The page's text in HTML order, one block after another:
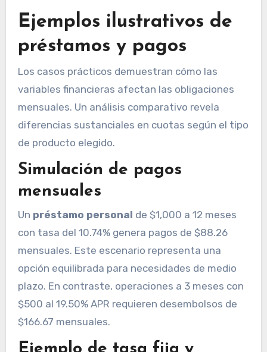
Ejemplos ilustrativos de
préstamos y pagos
Los casos prácticos demuestran cómo las
variables financieras afectan las obligaciones
mensuales. Un análisis comparativo revela
diferencias sustanciales en cuotas según el tipo
de producto elegido.
Simulación de pagos
mensuales
Un préstamo personal de $1,000 a 12 meses
con tasa del 10.74% genera pagos de $88.26
mensuales. Este escenario representa una
opción equilibrada para necesidades de medio
plazo. En contraste, operaciones a 3 meses con
$500 al 19.50% APR requieren desembolsos de
$166.67 mensuales.